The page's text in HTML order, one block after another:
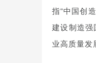
指“中国创
建设制造
业高质量发